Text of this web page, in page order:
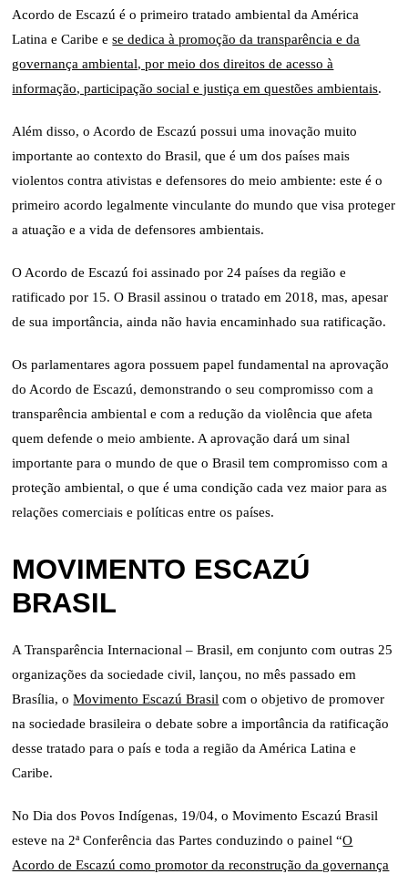
Acordo de Escazú é o primeiro tratado ambiental da América
Latina e Caribe ese dedica à promoção da transparência e da
governança ambiental, por meio dos direitos de acesso à
informação, participação social e justiça em questões ambientais.
Além disso, o Acordo de Escazú possui uma inovação muito
importante ao contexto do Brasil, que é um dos países mais
violentos contra ativistas e defensores do meio ambiente: este é o
primeiro acordo legalmente vinculante do mundo que visa proteger
a atuação e a vida de defensores ambientais.
O Acordo de Escazú foi assinado por 24 países da região e
ratificado por 15. O Brasil assinou o tratado em 2018, mas, apesar
de sua importância, ainda não havia encaminhado sua ratificação.
Os parlamentares agora possuem papel fundamental na aprovação
do Acordo de Escazú, demonstrando o seu compromisso com a
transparência ambiental e com a redução da violência que afeta
quem defende o meio ambiente. A aprovação dará um sinal
importante para o mundo de que o Brasil tem compromisso com a
proteção ambiental, o que é uma condição cada vez maior para as
relações comerciais e políticas entre os países.
MOVIMENTO ESCAZÚ
BRASIL
A Transparência Internacional – Brasil, em conjunto com outras 25
organizações da sociedade civil, lançou, no mês passado em
Brasília, oMovimento Escazú Brasil com o objetivo de promover
na sociedade brasileira o debate sobre a importância da ratificação
desse tratado para o país e toda a região da América Latina e
Caribe.
No Dia dos Povos Indígenas, 19/04, o Movimento Escazú Brasil
esteve na 2ª Conferência das Partes conduzindo o painel “O
Acordo de Escazú como promotor da reconstrução da governança